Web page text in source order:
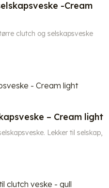
-Cream
clutch og selskapsveske
– Cream light
Lekker til selskap,